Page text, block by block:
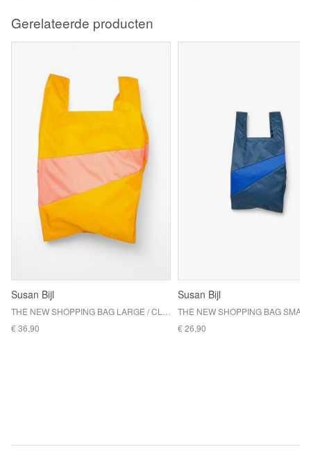
Gerelateerde producten
Susan Bijl
€ 36,90
Susan Bijl
€ 26,90